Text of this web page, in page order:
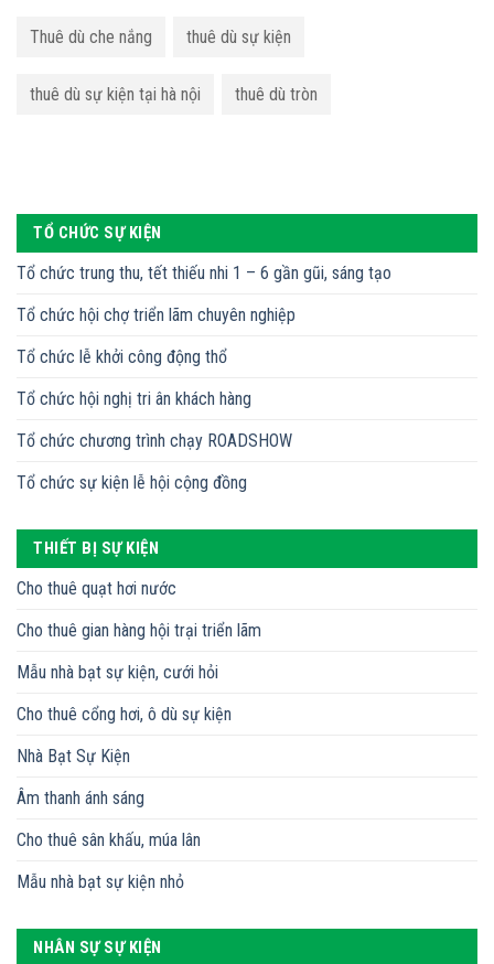
Thuê dù che nắng thuê dù sự kiện
thuê dù sự kiện tại hà nội thuê dù tròn
TỔ CHỨC SỰ KIỆN
Tổ chức trung thu, tết thiếu nhi 1 – 6 gần gũi, sáng tạo
Tổ chức hội chợ triển lãm chuyên nghiệp
Tổ chức lễ khởi công động thổ
Tổ chức hội nghị tri ân khách hàng
Tổ chức chương trình chạy ROADSHOW
Tổ chức sự kiện lễ hội cộng đồng
THIẾT BỊ SỰ KIỆN
Cho thuê quạt hơi nước
Cho thuê gian hàng hội trại triển lãm
Mẫu nhà bạt sự kiện, cưới hỏi
Cho thuê cổng hơi, ô dù sự kiện
Nhà Bạt Sự Kiện
Âm thanh ánh sáng
Cho thuê sân khấu, múa lân
Mẫu nhà bạt sự kiện nhỏ
NHÂN SỰ SỰ KIỆN